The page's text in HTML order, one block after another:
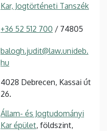
Kar, Jogtörténeti Tanszék
+36 52 512 700 / 74805
balogh.judit@law.unideb.
hu
4028 Debrecen, Kassai út
26.
Állam- és Jogtudományi
Kar épület, földszint,